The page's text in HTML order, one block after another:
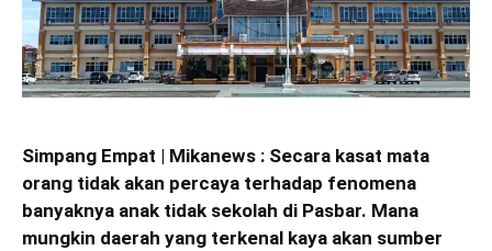
Simpang Empat | Mikanews : Secara kasat mata
orang tidak akan percaya terhadap fenomena
banyaknya anak tidak sekolah di Pasbar. Mana
mungkin daerah yang terkenal kaya akan sumber